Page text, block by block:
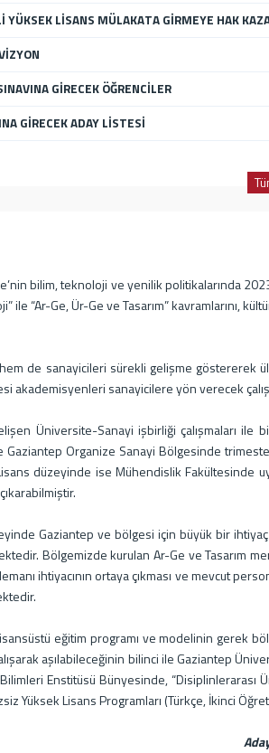
LİSANS MÜLAKATA GİRMEYE HAK
GİRECEK ÖĞRENCİLER
GİRECEK ADAY LİSTESİ
bilim, teknoloji ve yenilik politikalarında
ile “Ar-Ge, Ür-Ge ve Tasarım” kavramlarını,
de sanayicileri sürekli gelişme göstererek
akademisyenleri sanayicilere yön verecek
Üniversite-Sanayi işbirliği çalışmaları ile
Organize Sanayi Bölgesinde trimester
düzeyinde ise Mühendislik Fakültesinde
Gaziantep ve bölgesi için büyük bir ihtiyaç
Bölgemizde kurulan Ar-Ge ve Tasarım
ihtiyacının ortaya çıkması ve mevcut
eğitim programı ve modelinin gerek
aşılabileceğinin bilinci ile Gaziantep
Enstitüsü Bünyesinde, “Disiplinlerarası
Yüksek Lisans Programları (Türkçe, İkinci